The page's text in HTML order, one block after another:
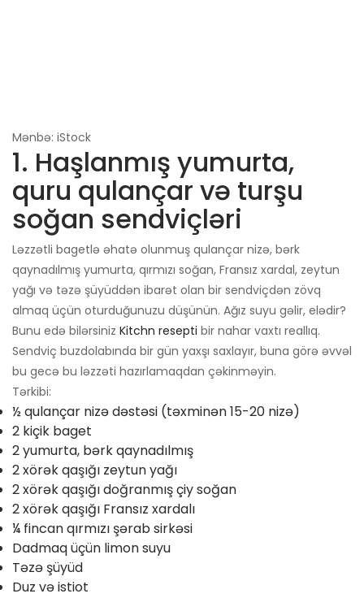
Mənbə: iStock
1. Haşlanmış yumurta,
quru qulançar və turşu
soğan sendviçləri
Ləzzətli bagetlə əhatə olunmuş qulançar nizə, bərk
qaynadılmış yumurta, qırmızı soğan, Fransız xardal, zeytun
yağı və təzə şüyüddən ibarət olan bir sendviçdən zövq
almaq üçün oturduğunuzu düşünün. Ağız suyu gəlir, elədir?
Bunu edə bilərsiniz Kitchn resepti bir nahar vaxtı reallıq.
Sendviç buzdolabında bir gün yaxşı saxlayır, buna görə əvvəl
bu gecə bu ləzzəti hazırlamaqdan çəkinməyin.
Tərkibi:
½ qulançar nizə dəstəsi (təxminən 15-20 nizə)
2 kiçik baget
2 yumurta, bərk qaynadılmış
2 xörək qaşığı zeytun yağı
2 xörək qaşığı doğranmış çiy soğan
2 xörək qaşığı Fransız xardalı
¼ fincan qırmızı şərab sirkəsi
Dadmaq üçün limon suyu
Təzə şüyüd
Duz və istiot